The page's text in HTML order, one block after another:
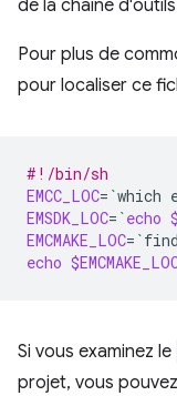
de la chaîne
Pour plus de
pour localiser ce
#!/bin/sh
EMCC_LOC= `which
EMSDK_LOC= `echo
EMCMAKE_LOC= `find
echo
Si vous examinez le
projet, vous